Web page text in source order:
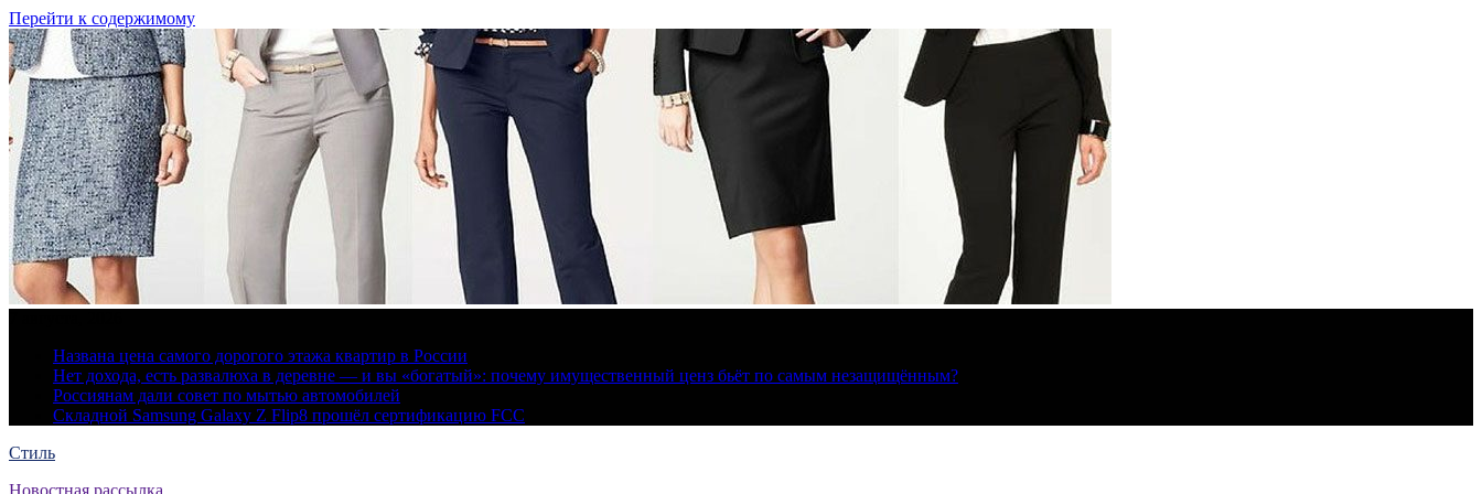
Перейти к содержимому
Названа цена самого дорогого этажа квартир в России
Нет дохода, есть развалюха в деревне — и вы «богатый»: почему имущественный ценз бьёт по самым незащищённым?
Россиянам дали совет по мытью автомобилей
Складной Samsung Galaxy Z Flip8 прошёл сертификацию FCC
Стиль
Новостная рассылка